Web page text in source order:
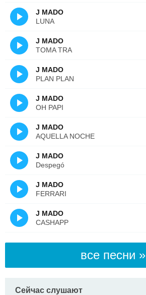
J MADO
LUNA
J MADO
TOMA TRA
J MADO
PLAN PLAN
J MADO
OH PAPI
J MADO
AQUELLA NOCHE
J MADO
Despegó
J MADO
FERRARI
J MADO
CASHAPP
все песни »
Сейчас слушают